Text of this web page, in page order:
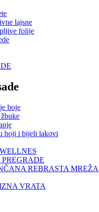
lajsne
folije
boje
boji i bijeli lakovi
REBRASTA MREŽA
VRATA